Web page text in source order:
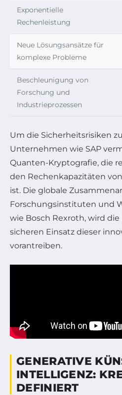
Exponentielle
Rechenleistung
Neue Lösungsansätze für
komplexe Probleme
Beschleunigung von
Forschung und
Industrieprozessen
Um die Sicherheitsrisiken
Unternehmen wie SAP
Quanten-Kryptografie, die
den Rechenkapazitäten
ist. Die globale
Forschungsinstituten und
wie Bosch Rexroth, wird
sicheren Einsatz dieser
vorantreiben.
GENERATIVE
INTELLIGENZ:
DEFINIERT